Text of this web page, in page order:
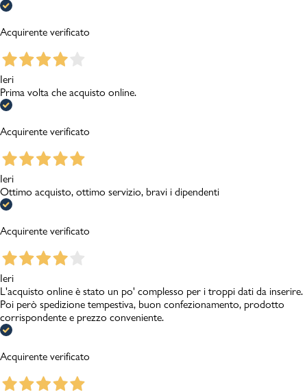
Acquirente verificato
Ieri
Prima volta che acquisto online.
Acquirente verificato
Ieri
Ottimo acquisto, ottimo servizio, bravi i dipendenti
Acquirente verificato
Ieri
L'acquisto online è stato un po' complesso per i troppi dati da inserire.
Poi però spedizione tempestiva, buon confezionamento, prodotto
corrispondente e prezzo conveniente.
Acquirente verificato